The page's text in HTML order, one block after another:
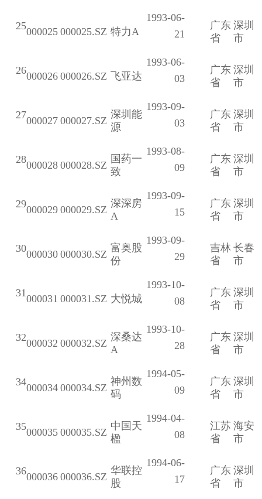
25000025 000025.SZ 特力A
1993-06-
21
广东
省
深圳
市
26000026 000026.SZ 飞亚达
1993-06-
03
广东
省
深圳
市
27000027 000027.SZ
深圳能
源
1993-09-
03
广东
省
深圳
市
28000028 000028.SZ
国药一
致
1993-08-
09
广东
省
深圳
市
29000029 000029.SZ
深深房
A
1993-09-
15
广东
省
深圳
市
30000030 000030.SZ
富奥股
份
1993-09-
29
吉林
省
长春
市
31000031 000031.SZ 大悦城
1993-10-
08
广东
省
深圳
市
32000032 000032.SZ
深桑达
A
1993-10-
28
广东
省
深圳
市
34000034 000034.SZ
神州数
码
1994-05-
09
广东
省
深圳
市
35000035 000035.SZ
中国天
楹
1994-04-
08
江苏
省
海安
市
36000036 000036.SZ
华联控
股
1994-06-
17
广东
省
深圳
市